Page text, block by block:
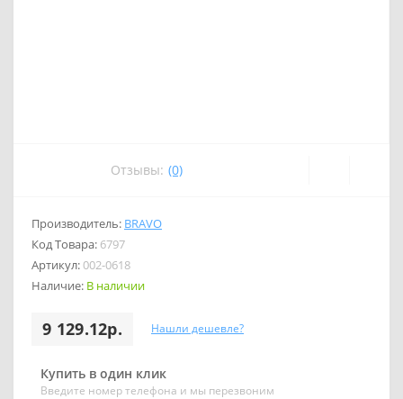
Отзывы: (0)
Производитель: BRAVO
Код Товара: 6797
Артикул:002-0618
Наличие: В наличии
9 129.12р. Нашли дешевле?
Купить в один клик
Введите номер телефона и мы перезвоним